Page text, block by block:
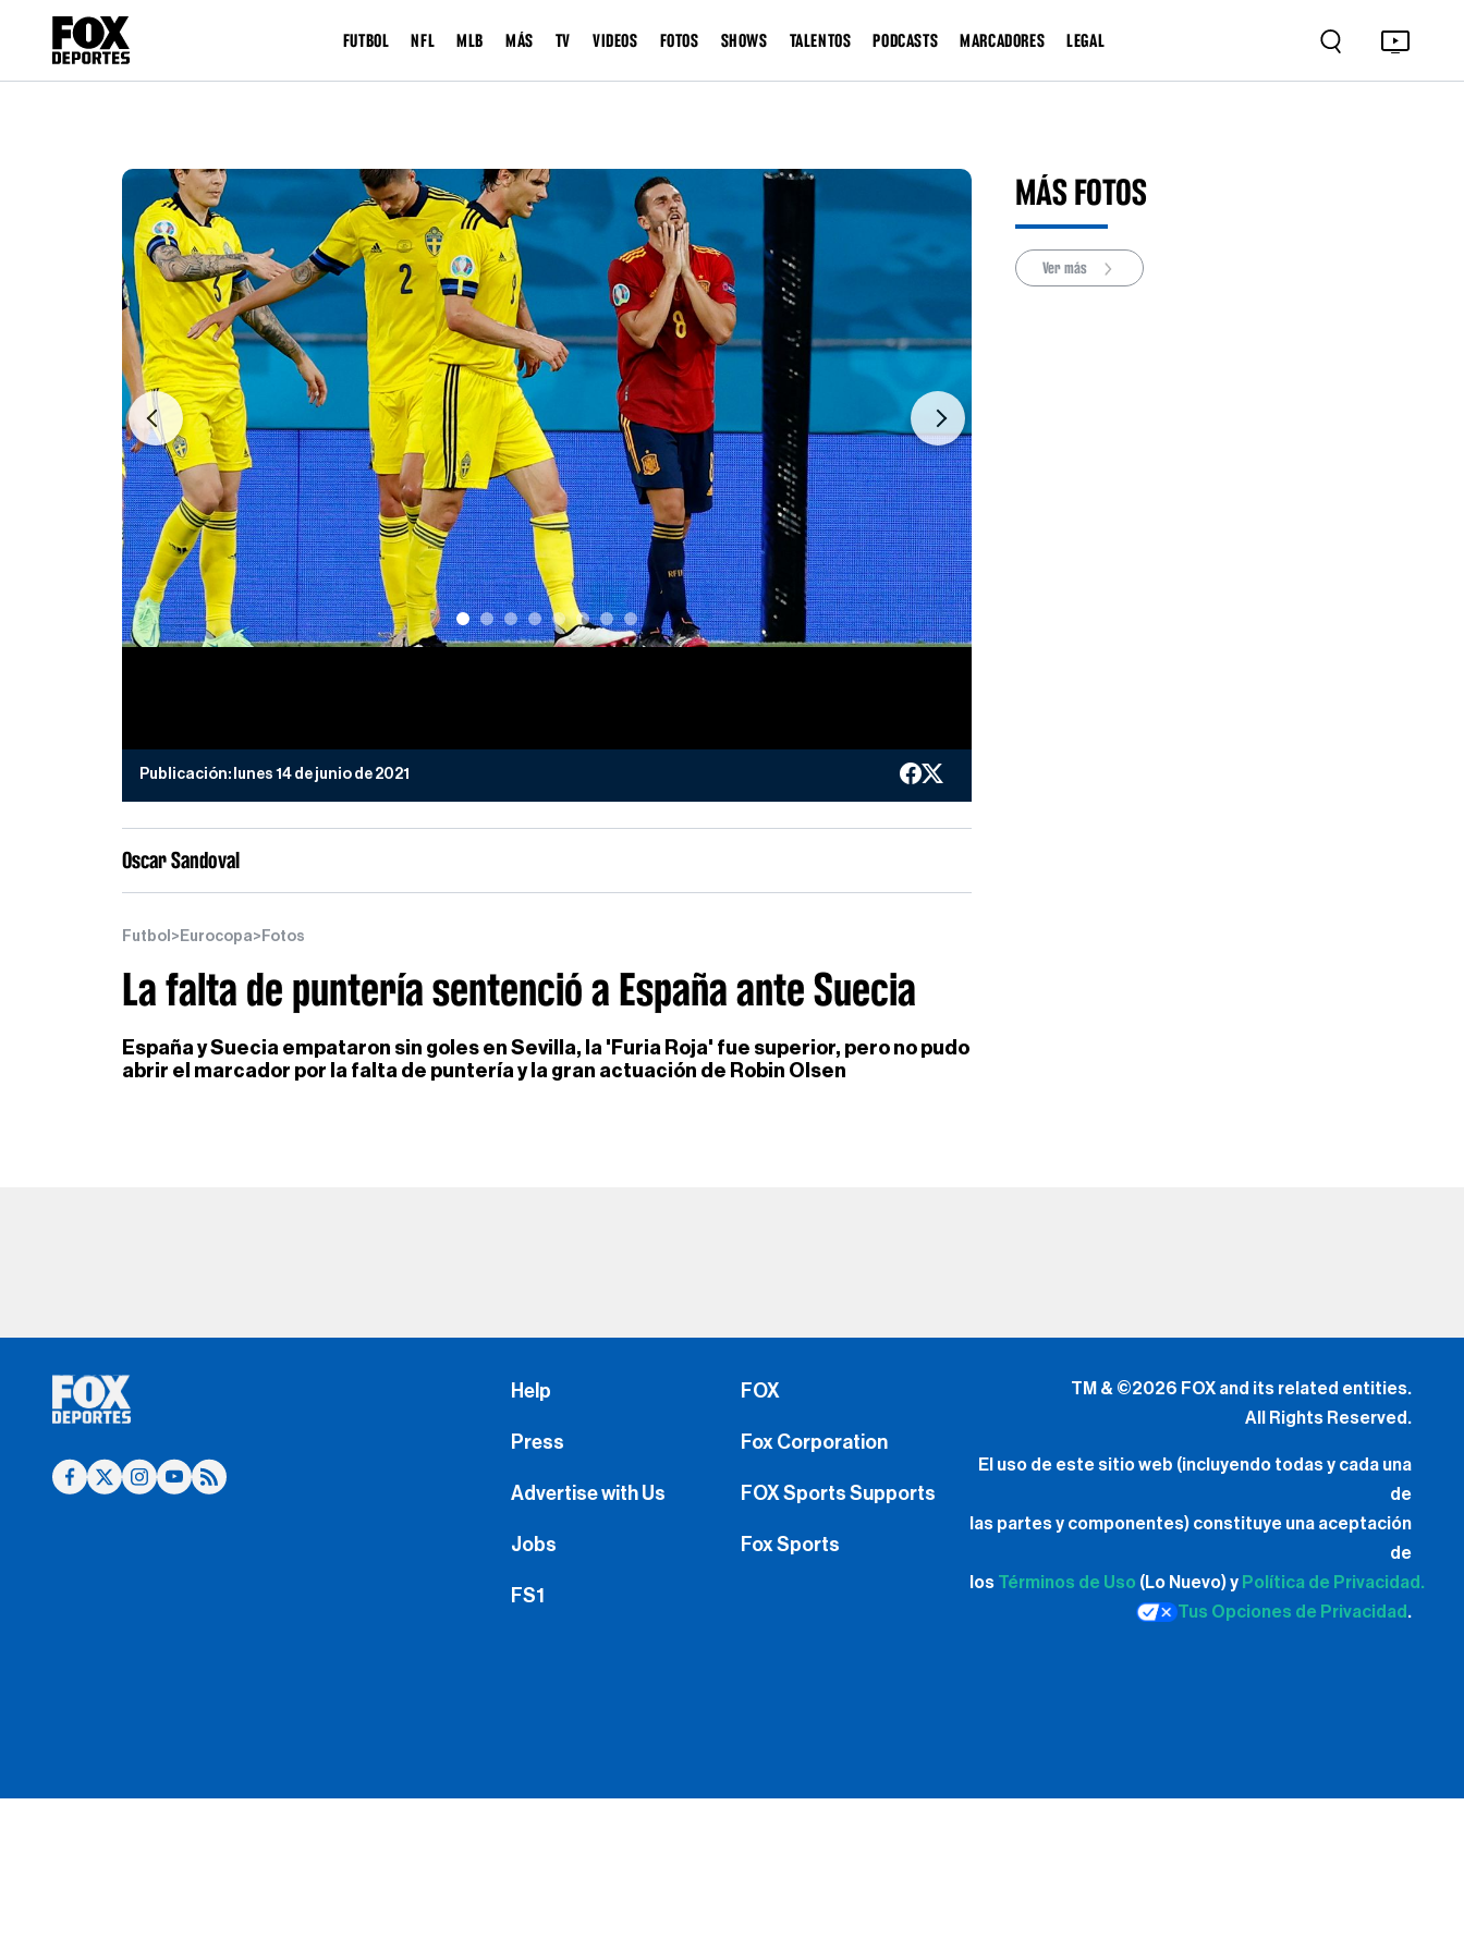
FUTBOL NFL MLB MÁS TV VIDEOS FOTOS SHOWS TALENTOS PODCASTS MARCADORES LEGAL
Previous Next
Publicación: lunes 14 de junio de 2021
Oscar Sandoval
Futbol > Eurocopa> Fotos
La falta de puntería sentenció a España ante Suecia
España y Suecia empataron sin goles en Sevilla, la 'Furia Roja' fue superior, pero no pudo
abrir el marcador por la falta de puntería y la gran actuación de Robin Olsen
MÁS FOTOS
Ver más
Help
Press
Advertise with Us
Jobs
FS1
FOX
Fox Corporation
FOX Sports Supports
Fox Sports
TM & ©2026 FOX and its related entities.
All Rights Reserved.
El uso de este sitio web (incluyendo todas y cada una
de
las partes y componentes) constituye una aceptación
de
los Términos de Uso (Lo Nuevo) y Política de Privacidad.
Tus Opciones de Privacidad .